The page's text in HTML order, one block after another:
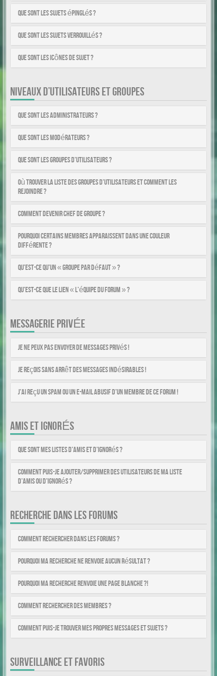
Que sont les sujets épinglés ?
Que sont les sujets verrouillés ?
Que sont les icônes de sujet ?
NIVEAUX D’UTILISATEURS ET GROUPES
Que sont les administrateurs ?
Que sont les modérateurs ?
Que sont les groupes d’utilisateurs ?
Où trouver la liste des groupes d’utilisateurs et comment les
rejoindre ?
Comment devenir chef de groupe ?
Pourquoi certains membres apparaissent dans une couleur
différente ?
Qu’est-ce qu’un « Groupe par défaut » ?
Qu’est-ce que le lien « L’équipe du forum » ?
MESSAGERIE PRIVÉE
Je ne peux pas envoyer de messages privés !
Je reçois sans arrêt des messages indésirables !
J’ai reçu un spam ou un e-mail abusif d’un membre de ce forum !
AMIS ET IGNORÉS
Que sont mes listes d’amis et d’ignorés ?
Comment puis-je ajouter/supprimer des utilisateurs de ma liste
d’amis ou d’ignorés ?
RECHERCHE DANS LES FORUMS
Comment rechercher dans les forums ?
Pourquoi ma recherche ne renvoie aucun résultat ?
Pourquoi ma recherche renvoie une page blanche ?!
Comment rechercher des membres ?
Comment puis-je trouver mes propres messages et sujets ?
SURVEILLANCE ET FAVORIS